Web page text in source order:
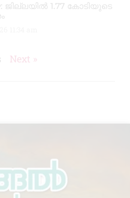
ജില്ലയിൽ 1.77 കോടിയുടെ
Next »